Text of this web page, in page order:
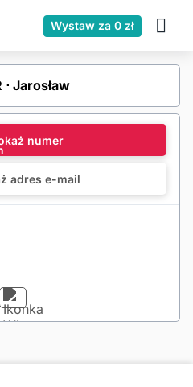
Wystaw za 0 zł
⋅ Jarosław
numer
adres e-mail